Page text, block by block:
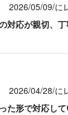
2026/05/09/に
対応が親切、
2026/04/28/に
た形で対応し